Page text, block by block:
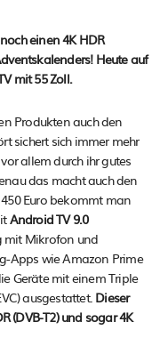
einen 4K HDR
Heute auf
mit 55 Zoll.
Produkten auch den
sichert sich immer mehr
allem durch ihr gutes
das macht auch den
450 Euro bekommt man
Android TV 9.0
mit Mikrofon und
Apps wie Amazon Prime
Geräte mit einem Triple
ausgestattet. Dieser
(DVB-T2) und sogar 4K